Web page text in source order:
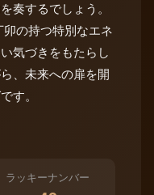
奏するでしょう。
卯の持つ特別なエネ
気づきをもたらし
、未来への扉を開
す。
ラッキーナンバー